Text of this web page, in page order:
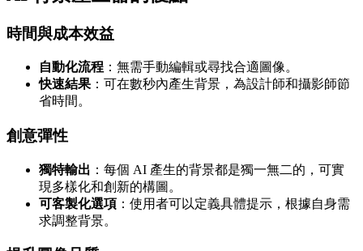
時間與成本效益
自動化流程 ：無需手動編輯或尋找合適圖像。
快速結果 ：可在數秒內產生背景，為設計師和攝影師節
省時間。
創意彈性
獨特輸出 ：每個 AI 產生的背景都是獨一無二的，可實
現多樣化和創新的構圖。
可客製化選項 ：使用者可以定義具體提示，根據自身需
求調整背景。